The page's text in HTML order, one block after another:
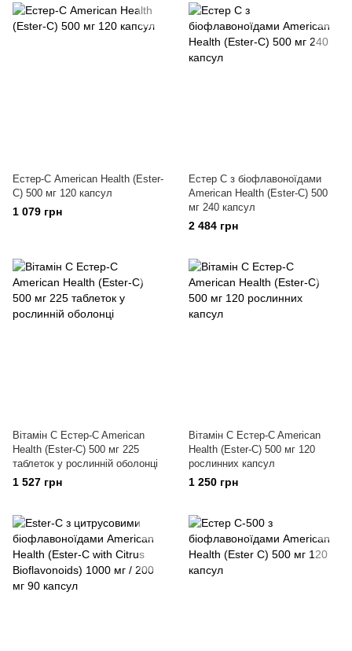
Естер-С American Health (Ester-
C) 500 мг 120 капсул
1 079 грн
Естер С з біофлавоноїдами
American Health (Ester-C) 500
мг 240 капсул
2 484 грн
Вітамін C Естер-C American
Health (Ester-C) 500 мг 225
таблеток у рослинній оболонці
1 527 грн
Вітамін C Естер-C American
Health (Ester-C) 500 мг 120
рослинних капсул
1 250 грн